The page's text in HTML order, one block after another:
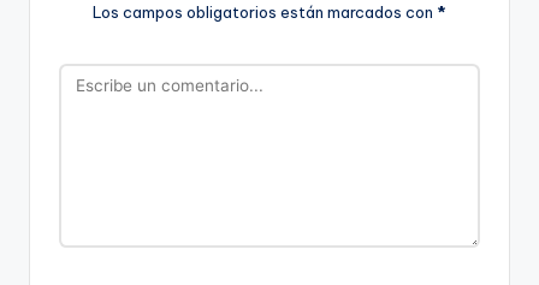
Los campos obligatorios están marcados con *